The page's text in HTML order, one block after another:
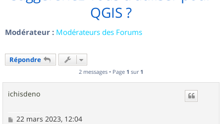
QGIS ?
Modérateur : Modérateurs des Forums
Répondre
2 messages • Page 1 sur 1
ichisdeno
M
22 mars 2023, 12:04